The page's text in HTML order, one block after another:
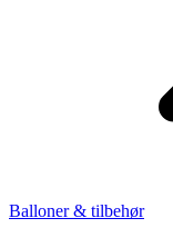
Balloner & tilbehør